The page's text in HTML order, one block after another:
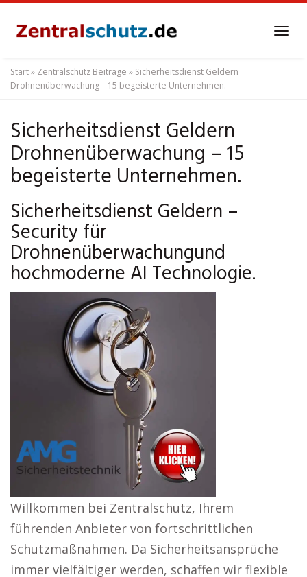
content
Start» Zentralschutz Beiträge » Sicherheitsdienst Geldern
Drohnenüberwachung – 15 begeisterte Unternehmen.
Sicherheitsdienst Geldern
Drohnenüberwachung – 15
begeisterte Unternehmen.
Sicherheitsdienst Geldern –
Security für
Drohnenüberwachungund
hochmoderne AI Technologie.
Willkommen bei Zentralschutz, Ihrem
führenden Anbieter von fortschrittlichen
Schutzmaßnahmen. Da Sicherheitsansprüche
immer vielfältiger werden, schaffen wir flexible